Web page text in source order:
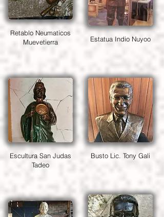
Retablo Neumaticos
Muevetierra
Escultura San Judas
Tadeo
Estatua Indio Nuyoo
Busto Lic. Tony Gali